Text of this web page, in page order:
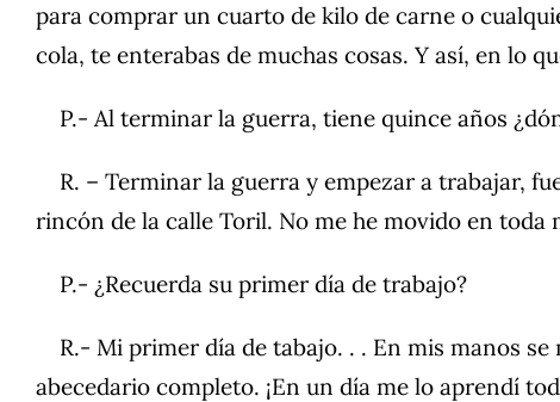
para comprar un cuarto de kilo de carne o
cola, te enterabas de muchas cosas. Y así, en lo
P.- Al terminar la guerra, tiene quince años
R. – Terminar la guerra y empezar a trabajar,
rincón de la calle Toril. No me he movido en toda
P.- ¿Recuerda su primer día de trabajo?
R.- Mi primer día de tabajo. . . En mis manos se
abecedario completo. ¡En un día me lo aprendí